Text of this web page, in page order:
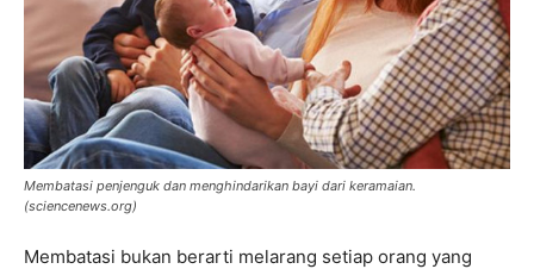
Membatasi penjenguk dan menghindarikan bayi dari keramaian.
(sciencenews.org)
Membatasi bukan berarti melarang setiap orang yang